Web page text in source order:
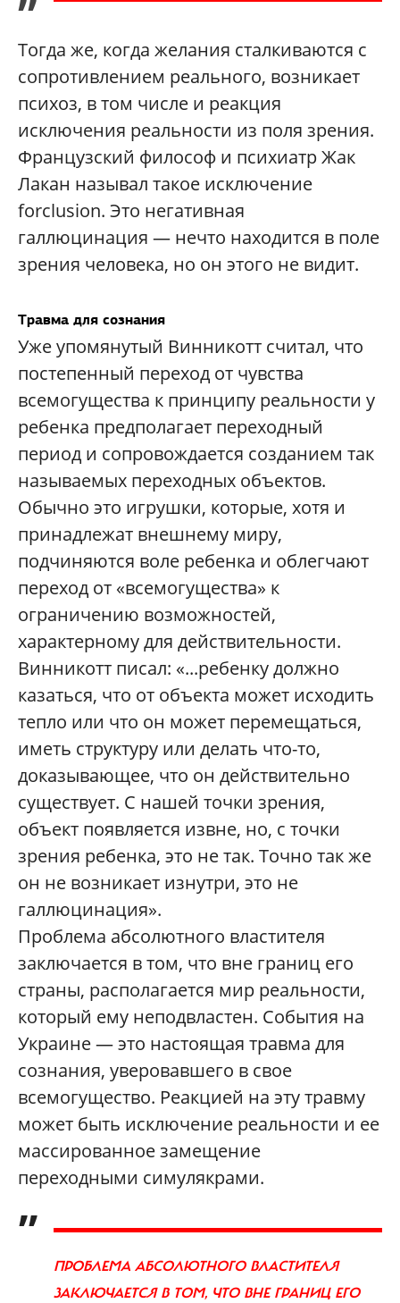
”
Тогда же, когда желания сталкиваются с
сопротивлением реального, возникает
психоз, в том числе и реакция
исключения реальности из поля зрения.
Французский философ и психиатр Жак
Лакан называл такое исключение
forclusion. Это негативная
галлюцинация — нечто находится в поле
зрения человека, но он этого не видит.
Травма для сознания
Уже упомянутый Винникотт считал, что
постепенный переход от чувства
всемогущества к принципу реальности у
ребенка предполагает переходный
период и сопровождается созданием так
называемых переходных объектов.
Обычно это игрушки, которые, хотя и
принадлежат внешнему миру,
подчиняются воле ребенка и облегчают
переход от «всемогущества» к
ограничению возможностей,
характерному для действительности.
Винникотт писал: «...ребенку должно
казаться, что от объекта может исходить
тепло или что он может перемещаться,
иметь структуру или делать что-то,
доказывающее, что он действительно
существует. С нашей точки зрения,
объект появляется извне, но, с точки
зрения ребенка, это не так. Точно так же
он не возникает изнутри, это не
галлюцинация».
Проблема абсолютного властителя
заключается в том, что вне границ его
страны, располагается мир реальности,
который ему неподвластен. События на
Украине — это настоящая травма для
сознания, уверовавшего в свое
всемогущество. Реакцией на эту травму
может быть исключение реальности и ее
массированное замещение
переходными симулякрами.
„
ПРОБЛЕМА АБСОЛЮТНОГО ВЛАСТИТЕЛЯ
ЗАКЛЮЧАЕТСЯ В ТОМ, ЧТО ВНЕ ГРАНИЦ ЕГО